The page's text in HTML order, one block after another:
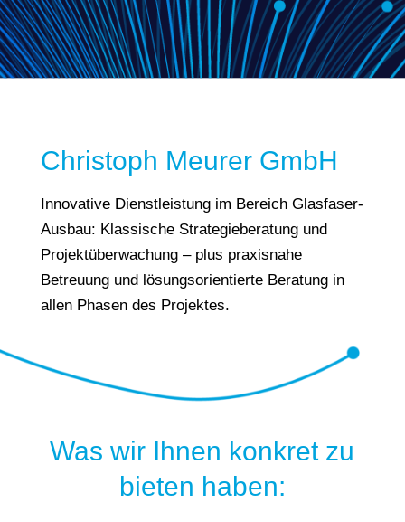
Christoph Meurer GmbH
Innovative Dienstleistung im Bereich Glasfaser-
Ausbau: Klassische Strategieberatung und
Projektüberwachung – plus praxisnahe
Betreuung und lösungsorientierte Beratung in
allen Phasen des Projektes.
Was wir Ihnen konkret zu
bieten haben: